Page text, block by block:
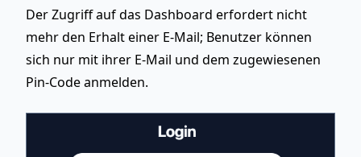
Der Zugriff auf das Dashboard erfordert nicht
mehr den Erhalt einer E-Mail; Benutzer können
sich nur mit ihrer E-Mail und dem zugewiesenen
Pin-Code anmelden.